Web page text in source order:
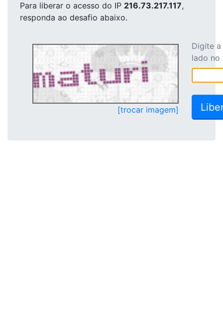
Para liberar o acesso do IP 216.73.217.117,
responda ao desafio abaixo.
[trocar imagem]
Digite
lado no